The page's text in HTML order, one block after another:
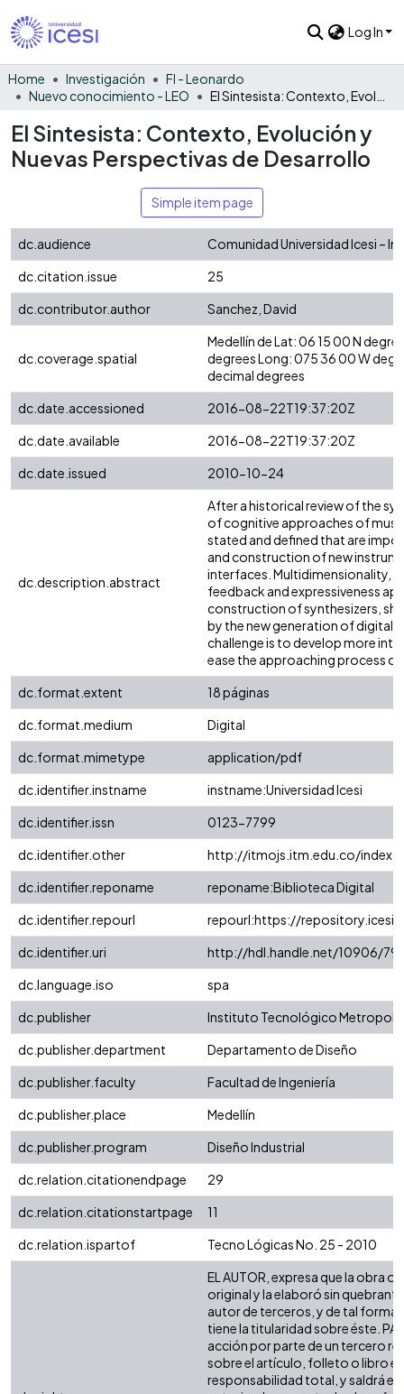
Log In
Home Investigación
FI - Leonardo
Nuevo conocimiento - LEO
El Sintesista: Contexto, Evolución y
Nuevas Perspectivas de Desarrollo
Simple item page
dc.audience
Comunidad Universidad Icesi –
dc.citation.issue
25
dc.contributor.author
Sanchez, David
dc.coverage.spatial
Medellín de Lat: 06 15 00 N
degrees Long: 075 36 00 W
decimal degrees
dc.date.accessioned
2016-08-22T19:37:20Z
dc.date.available
2016-08-22T19:37:20Z
dc.date.issued
2010-10-24
dc.description.abstract
After a historical review of the
of cognitive approaches of
stated and defined that are
and construction of new
interfaces. Multidimensionality,
feedback and expressiveness
construction of synthesizers,
by the new generation of digital
challenge is to develop more
ease the approaching process
dc.format.extent
18 páginas
dc.format.medium
Digital
dc.format.mimetype
application/pdf
dc.identifier.instname
instname:Universidad Icesi
dc.identifier.issn
0123-7799
dc.identifier.other
http://itmojs.itm.edu.co/
dc.identifier.reponame
reponame:Biblioteca Digital
dc.identifier.repourl
repourl:https://
dc.identifier.uri
http://hdl.handle.net/10906/
dc.language.iso
spa
dc.publisher
Instituto Tecnológico
dc.publisher.department
Departamento de Diseño
dc.publisher.faculty
Facultad de Ingeniería
dc.publisher.place
Medellín
dc.publisher.program
Diseño Industrial
dc.relation.citationendpage
29
dc.relation.citationstartpage
11
dc.relation.ispartof
Tecno Lógicas No. 25 - 2010
EL AUTOR, expresa que la obra
original y la elaboró sin
autor de terceros, y de tal forma,
tiene la titularidad sobre éste.
acción por parte de un tercero
sobre el artículo, folleto o libro en
responsabilidad total, y saldrá